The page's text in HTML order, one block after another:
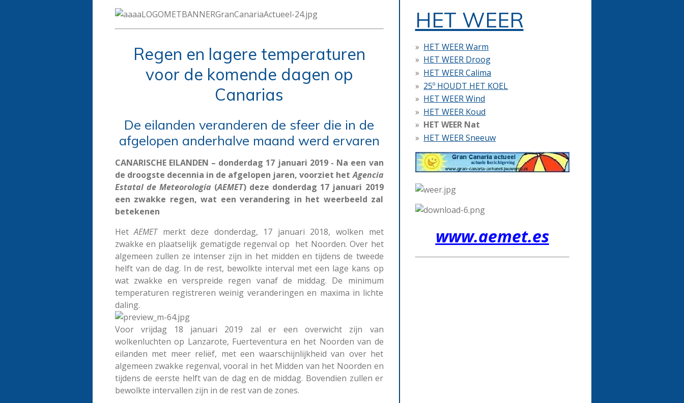
Regen en lagere temperaturen
voor de komende dagen op
Canarias
De eilanden veranderen de sfeer die in de
afgelopen anderhalve maand werd ervaren
CANARISCHE EILANDEN – donderdag 17 januari 2019 - Na een van
de droogste decennia in de afgelopen jaren, voorziet hetAgencia
Estatal de Meteorología (AEMET) deze donderdag 17 januari 2019
een zwakke regen, wat een verandering in het weerbeeld zal
betekenen
HetAEMETmerkt deze donderdag, 17 januari 2018, wolken met
zwakke en plaatselijk gematigde regenval op het Noorden. Over het
algemeen zullen ze intenser zijn in het midden en tijdens de tweede
helft van de dag. In de rest, bewolkte interval met een lage kans op
wat zwakke en verspreide regen vanaf de middag. De minimum
temperaturen registreren weinig veranderingen en maxima in lichte
daling.
Voor vrijdag 18 januari 2019 zal er een overwicht zijn van
wolkenluchten op Lanzarote, Fuerteventura en het Noorden van de
eilanden met meer reliëf, met een waarschijnlijkheid van over het
algemeen zwakke regenval, vooral in het Midden van het Noorden en
tijdens de eerste helft van de dag en de middag. Bovendien zullen er
bewolkte intervallen zijn in de rest van de zones.
HET WEER
HET WEER Warm
HET WEER Droog
HET WEER Calima
25º HOUDT HET KOEL
HET WEER Wind
HET WEER Koud
HET WEER Nat
HET WEER Sneeuw
www.aemet.es